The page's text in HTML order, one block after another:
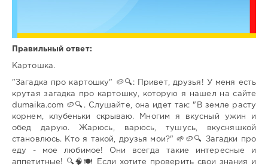
Правильный ответ:
Картошка.
"Загадка про картошку" 🥔🔍: Привет, друзья! У меня есть
крутая загадка про картошку, которую я нашел на сайте
dumaika.com 🥔🔍. Слушайте, она идет так: "В земле расту
корнем, клубеньки скрываю. Многим я вкусный ужин и
обед дарую. Жарюсь, варюсь, тушусь, вкусняшкой
становлюсь. Кто я такой, друзья мои?" 🌱🥔🔍 Загадки про
еду - мое любимое! Они всегда такие интересные и
аппетитные! 🔍🧠🍽️ Если хотите проверить свои знания и